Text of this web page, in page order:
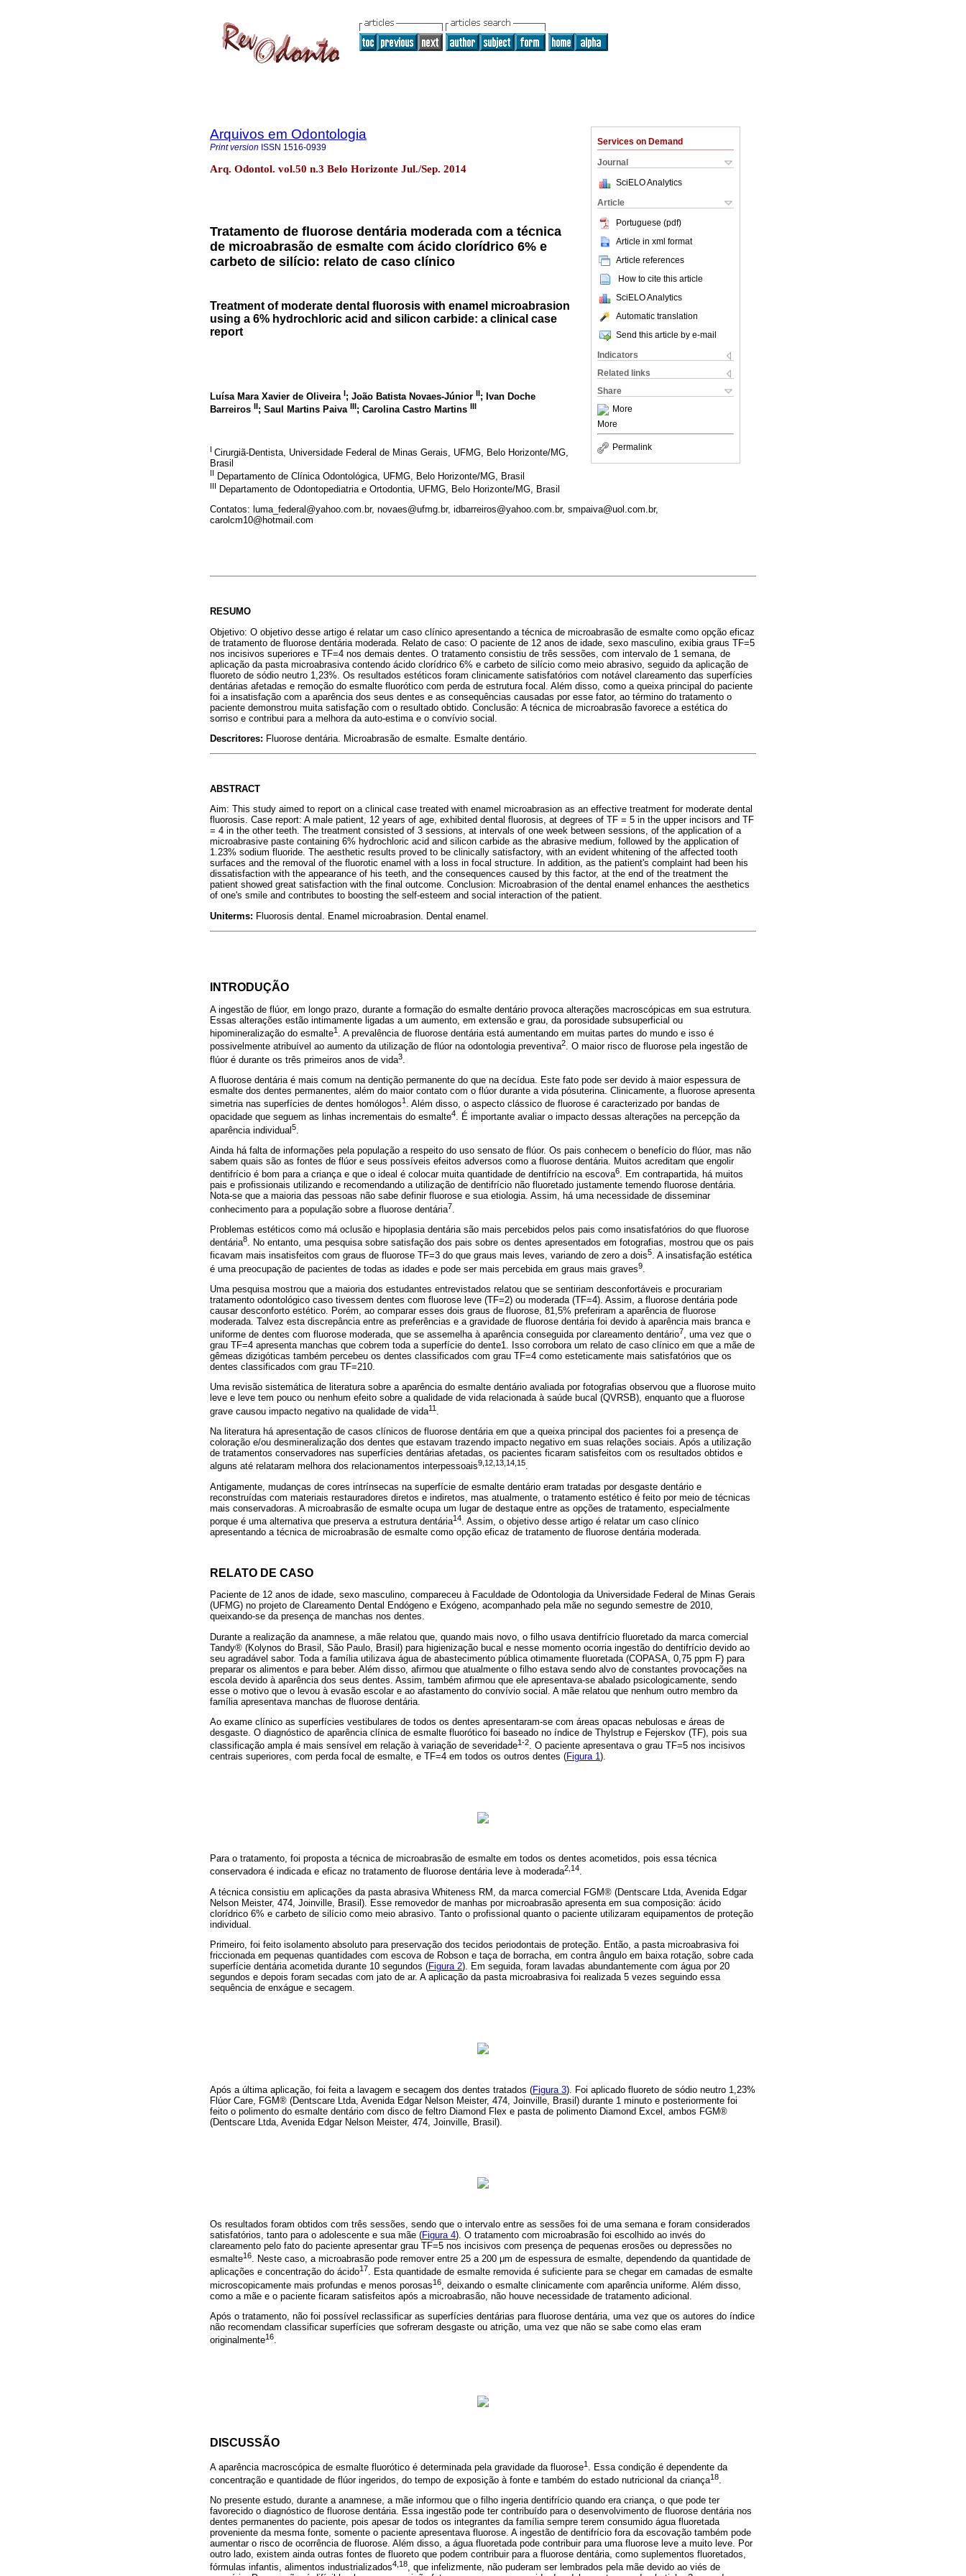
Services on Demand
Journal
SciELO Analytics
Article
Portuguese (pdf)
Article in xml format
Article references
How to cite this article
SciELO Analytics
Automatic translation
Send this article by e-mail
Indicators
Related links
Share
More
More
Permalink
Arquivos em Odontologia
Print version ISSN 1516-0939
Arq. Odontol. vol.50 n.3 Belo Horizonte Jul./Sep. 2014
Tratamento de fluorose dentária moderada com a técnica
de microabrasão de esmalte com ácido clorídrico 6% e
carbeto de silício: relato de caso clínico
Treatment of moderate dental fluorosis with enamel microabrasion
using a 6% hydrochloric acid and silicon carbide: a clinical case
report
Luísa Mara Xavier de Oliveira I; João Batista Novaes-Júnior II; Ivan Doche
Barreiros II; Saul Martins Paiva III; Carolina Castro Martins III
I Cirurgiã-Dentista, Universidade Federal de Minas Gerais, UFMG, Belo Horizonte/MG,
Brasil
II Departamento de Clínica Odontológica, UFMG, Belo Horizonte/MG, Brasil
III Departamento de Odontopediatria e Ortodontia, UFMG, Belo Horizonte/MG, Brasil
Contatos: luma_federal@yahoo.com.br, novaes@ufmg.br, idbarreiros@yahoo.com.br, smpaiva@uol.com.br,
carolcm10@hotmail.com
RESUMO
Objetivo: O objetivo desse artigo é relatar um caso clínico apresentando a técnica de microabrasão de esmalte como opção eficaz
de tratamento de fluorose dentária moderada. Relato de caso: O paciente de 12 anos de idade, sexo masculino, exibia graus TF=5
nos incisivos superiores e TF=4 nos demais dentes. O tratamento consistiu de três sessões, com intervalo de 1 semana, de
aplicação da pasta microabrasiva contendo ácido clorídrico 6% e carbeto de silício como meio abrasivo, seguido da aplicação de
fluoreto de sódio neutro 1,23%. Os resultados estéticos foram clinicamente satisfatórios com notável clareamento das superfícies
dentárias afetadas e remoção do esmalte fluorótico com perda de estrutura focal. Além disso, como a queixa principal do paciente
foi a insatisfação com a aparência dos seus dentes e as consequências causadas por esse fator, ao término do tratamento o
paciente demonstrou muita satisfação com o resultado obtido. Conclusão: A técnica de microabrasão favorece a estética do
sorriso e contribui para a melhora da auto-estima e o convívio social.
Descritores: Fluorose dentária. Microabrasão de esmalte. Esmalte dentário.
ABSTRACT
Aim: This study aimed to report on a clinical case treated with enamel microabrasion as an effective treatment for moderate dental
fluorosis. Case report: A male patient, 12 years of age, exhibited dental fluorosis, at degrees of TF = 5 in the upper incisors and TF
= 4 in the other teeth. The treatment consisted of 3 sessions, at intervals of one week between sessions, of the application of a
microabrasive paste containing 6% hydrochloric acid and silicon carbide as the abrasive medium, followed by the application of
1.23% sodium fluoride. The aesthetic results proved to be clinically satisfactory, with an evident whitening of the affected tooth
surfaces and the removal of the fluorotic enamel with a loss in focal structure. In addition, as the patient's complaint had been his
dissatisfaction with the appearance of his teeth, and the consequences caused by this factor, at the end of the treatment the
patient showed great satisfaction with the final outcome. Conclusion: Microabrasion of the dental enamel enhances the aesthetics
of one's smile and contributes to boosting the self-esteem and social interaction of the patient.
Uniterms: Fluorosis dental. Enamel microabrasion. Dental enamel.
INTRODUÇÃO
A ingestão de flúor, em longo prazo, durante a formação do esmalte dentário provoca alterações macroscópicas em sua estrutura.
Essas alterações estão intimamente ligadas a um aumento, em extensão e grau, da porosidade subsuperficial ou
hipomineralização do esmalte1
. A prevalência de fluorose dentária está aumentando em muitas partes do mundo e isso é
possivelmente atribuível ao aumento da utilização de flúor na odontologia preventiva2. O maior risco de fluorose pela ingestão de
flúor é durante os três primeiros anos de vida3
A fluorose dentária é mais comum na dentição permanente do que na decídua. Este fato pode ser devido à maior espessura de
esmalte dos dentes permanentes, além do maior contato com o flúor durante a vida pósuterina. Clinicamente, a fluorose apresenta
simetria nas superfícies de dentes homólogos1 . Além disso, o aspecto clássico de fluorose é caracterizado por bandas de
opacidade que seguem as linhas incrementais do esmalte4. É importante avaliar o impacto dessas alterações na percepção da
aparência individual 5
Ainda há falta de informações pela população a respeito do uso sensato de flúor. Os pais conhecem o benefício do flúor, mas não
sabem quais são as fontes de flúor e seus possíveis efeitos adversos como a fluorose dentária. Muitos acreditam que engolir
dentifrício é bom para a criança e que o ideal é colocar muita quantidade de dentifrício na escova6. Em contrapartida, há muitos
pais e profissionais utilizando e recomendando a utilização de dentifrício não fluoretado justamente temendo fluorose dentária.
Nota-se que a maioria das pessoas não sabe definir fluorose e sua etiologia. Assim, há uma necessidade de disseminar
conhecimento para a população sobre a fluorose dentária7
Problemas estéticos como má oclusão e hipoplasia dentária são mais percebidos pelos pais como insatisfatórios do que fluorose
dentária8. No entanto, uma pesquisa sobre satisfação dos pais sobre os dentes apresentados em fotografias, mostrou que os pais
ficavam mais insatisfeitos com graus de fluorose TF=3 do que graus mais leves, variando de zero a dois5. A insatisfação estética
é uma preocupação de pacientes de todas as idades e pode ser mais percebida em graus mais graves9
Uma pesquisa mostrou que a maioria dos estudantes entrevistados relatou que se sentiriam desconfortáveis e procurariam
tratamento odontológico caso tivessem dentes com fluorose leve (TF=2) ou moderada (TF=4). Assim, a fluorose dentária pode
causar desconforto estético. Porém, ao comparar esses dois graus de fluorose, 81,5% preferiram a aparência de fluorose
moderada. Talvez esta discrepância entre as preferências e a gravidade de fluorose dentária foi devido à aparência mais branca e
uniforme de dentes com fluorose moderada, que se assemelha à aparência conseguida por clareamento dentário7, uma vez que o
grau TF=4 apresenta manchas que cobrem toda a superfície do dente1. Isso corrobora um relato de caso clínico em que a mãe de
gêmeas dizigóticas também percebeu os dentes classificados com grau TF=4 como esteticamente mais satisfatórios que os
dentes classificados com grau TF=210.
Uma revisão sistemática de literatura sobre a aparência do esmalte dentário avaliada por fotografias observou que a fluorose muito
leve e leve tem pouco ou nenhum efeito sobre a qualidade de vida relacionada à saúde bucal (QVRSB), enquanto que a fluorose
grave causou impacto negativo na qualidade de vida11
Na literatura há apresentação de casos clínicos de fluorose dentária em que a queixa principal dos pacientes foi a presença de
coloração e/ou desmineralização dos dentes que estavam trazendo impacto negativo em suas relações sociais. Após a utilização
de tratamentos conservadores nas superfícies dentárias afetadas, os pacientes ficaram satisfeitos com os resultados obtidos e
alguns até relataram melhora dos relacionamentos interpessoais9,12,13,14,15.
Antigamente, mudanças de cores intrínsecas na superfície de esmalte dentário eram tratadas por desgaste dentário e
reconstruídas com materiais restauradores diretos e indiretos, mas atualmente, o tratamento estético é feito por meio de técnicas
mais conservadoras. A microabrasão de esmalte ocupa um lugar de destaque entre as opções de tratamento, especialmente
porque é uma alternativa que preserva a estrutura dentária14 . Assim, o objetivo desse artigo é relatar um caso clínico
apresentando a técnica de microabrasão de esmalte como opção eficaz de tratamento de fluorose dentária moderada.
RELATO DE CASO
Paciente de 12 anos de idade, sexo masculino, compareceu à Faculdade de Odontologia da Universidade Federal de Minas Gerais
(UFMG) no projeto de Clareamento Dental Endógeno e Exógeno, acompanhado pela mãe no segundo semestre de 2010,
queixando-se da presença de manchas nos dentes.
Durante a realização da anamnese, a mãe relatou que, quando mais novo, o filho usava dentifrício fluoretado da marca comercial
Tandy® (Kolynos do Brasil, São Paulo, Brasil) para higienização bucal e nesse momento ocorria ingestão do dentifrício devido ao
seu agradável sabor. Toda a família utilizava água de abastecimento pública otimamente fluoretada (COPASA, 0,75 ppm F) para
preparar os alimentos e para beber. Além disso, afirmou que atualmente o filho estava sendo alvo de constantes provocações na
escola devido à aparência dos seus dentes. Assim, também afirmou que ele apresentava-se abalado psicologicamente, sendo
esse o motivo que o levou à evasão escolar e ao afastamento do convívio social. A mãe relatou que nenhum outro membro da
família apresentava manchas de fluorose dentária.
Ao exame clínico as superfícies vestibulares de todos os dentes apresentaram-se com áreas opacas nebulosas e áreas de
desgaste. O diagnóstico de aparência clínica de esmalte fluorótico foi baseado no índice de Thylstrup e Fejerskov (TF), pois sua
classificação ampla é mais sensível em relação à variação de severidade1-2. O paciente apresentava o grau TF=5 nos incisivos
centrais superiores, com perda focal de esmalte, e TF=4 em todos os outros dentes (Figura 1).
Para o tratamento, foi proposta a técnica de microabrasão de esmalte em todos os dentes acometidos, pois essa técnica
conservadora é indicada e eficaz no tratamento de fluorose dentária leve à moderada2,14.
A técnica consistiu em aplicações da pasta abrasiva Whiteness RM, da marca comercial FGM® (Dentscare Ltda, Avenida Edgar
Nelson Meister, 474, Joinville, Brasil). Esse removedor de manhas por microabrasão apresenta em sua composição: ácido
clorídrico 6% e carbeto de silício como meio abrasivo. Tanto o profissional quanto o paciente utilizaram equipamentos de proteção
individual.
Primeiro, foi feito isolamento absoluto para preservação dos tecidos periodontais de proteção. Então, a pasta microabrasiva foi
friccionada em pequenas quantidades com escova de Robson e taça de borracha, em contra ângulo em baixa rotação, sobre cada
superfície dentária acometida durante 10 segundos (Figura 2). Em seguida, foram lavadas abundantemente com água por 20
segundos e depois foram secadas com jato de ar. A aplicação da pasta microabrasiva foi realizada 5 vezes seguindo essa
sequência de enxágue e secagem.
Após a última aplicação, foi feita a lavagem e secagem dos dentes tratados (Figura 3). Foi aplicado fluoreto de sódio neutro 1,23%
Flúor Care, FGM® (Dentscare Ltda, Avenida Edgar Nelson Meister, 474, Joinville, Brasil) durante 1 minuto e posteriormente foi
feito o polimento do esmalte dentário com disco de feltro Diamond Flex e pasta de polimento Diamond Excel, ambos FGM®
(Dentscare Ltda, Avenida Edgar Nelson Meister, 474, Joinville, Brasil).
Os resultados foram obtidos com três sessões, sendo que o intervalo entre as sessões foi de uma semana e foram considerados
satisfatórios, tanto para o adolescente e sua mãe (Figura 4). O tratamento com microabrasão foi escolhido ao invés do
clareamento pelo fato do paciente apresentar grau TF=5 nos incisivos com presença de pequenas erosões ou depressões no
esmalte16
. Neste caso, a microabrasão pode remover entre 25 a 200 μm de espessura de esmalte, dependendo da quantidade de
aplicações e concentração do ácido17. Esta quantidade de esmalte removida é suficiente para se chegar em camadas de esmalte
microscopicamente mais profundas e menos porosas16
, deixando o esmalte clinicamente com aparência uniforme. Além disso,
como a mãe e o paciente ficaram satisfeitos após a microabrasão, não houve necessidade de tratamento adicional.
Após o tratamento, não foi possível reclassificar as superfícies dentárias para fluorose dentária, uma vez que os autores do índice
não recomendam classificar superfícies que sofreram desgaste ou atrição, uma vez que não se sabe como elas eram
originalmente16.
DISCUSSÃO
A aparência macroscópica de esmalte fluorótico é determinada pela gravidade da fluorose1
. Essa condição é dependente da
concentração e quantidade de flúor ingeridos, do tempo de exposição à fonte e também do estado nutricional da criança18
No presente estudo, durante a anamnese, a mãe informou que o filho ingeria dentifrício quando era criança, o que pode ter
favorecido o diagnóstico de fluorose dentária. Essa ingestão pode ter contribuído para o desenvolvimento de fluorose dentária nos
dentes permanentes do paciente, pois apesar de todos os integrantes da família sempre terem consumido água fluoretada
proveniente da mesma fonte, somente o paciente apresentava fluorose. A ingestão de dentifrício fora da escovação também pode
aumentar o risco de ocorrência de fluorose. Além disso, a água fluoretada pode contribuir para uma fluorose leve a muito leve. Por
outro lado, existem ainda outras fontes de fluoreto que podem contribuir para a fluorose dentária, como suplementos fluoretados,
fórmulas infantis, alimentos industrializados4,18, que infelizmente, não puderam ser lembrados pela mãe devido ao viés de